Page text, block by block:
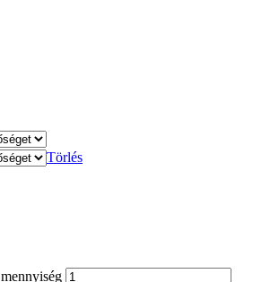
Törlés